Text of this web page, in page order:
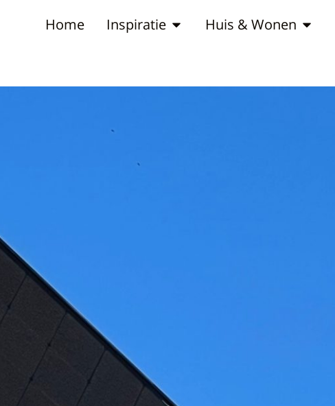
Home Inspiratie Huis & Wonen